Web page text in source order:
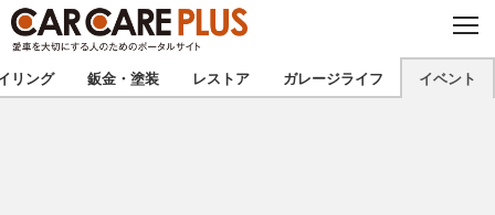
C
O
S
E
★カーケアプラス認定★ 厳選プロショップを地域から探す
リング 鈑金・塗装 レストア ガレージライフ イベント